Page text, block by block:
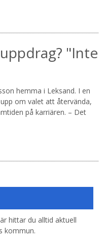
"Inte
hemma i Leksand. I en
om valet att återvända,
på karriären. – Det
hittar du alltid aktuell
kommun.